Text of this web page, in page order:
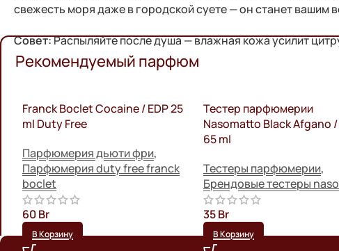
свежесть моря даже в городской суете — он станет вашим
Совет:Распыляйте после душа — влажная кожа усилит
Рекомендуемый парфюм
Franck Boclet Cocaine / EDP 25
ml Duty Free
Парфюмерия дьюти фри,
Парфюмерия duty free franck
boclet
60Br
В Корзину
Тестер парфюмерии
Nasomatto Black Afgano /
65 ml
Тестеры парфюмерии,
Брендовые тестеры
35Br
В Корзину